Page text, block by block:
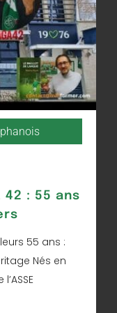
42 : 55 ans
55 ans :
Nés en